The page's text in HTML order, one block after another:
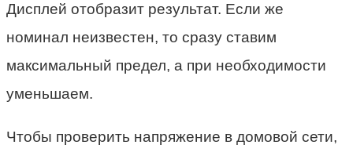
Дисплей отобразит результат. Если же
номинал неизвестен, то сразу ставим
максимальный предел, а при необходимости
уменьшаем.
Чтобы проверить напряжение в домовой сети,